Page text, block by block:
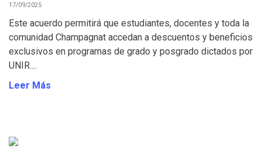
17/09/2025
Este acuerdo permitirá que estudiantes, docentes y toda la
comunidad Champagnat accedan a descuentos y beneficios
exclusivos en programas de grado y posgrado dictados por
UNIR....
Leer Más